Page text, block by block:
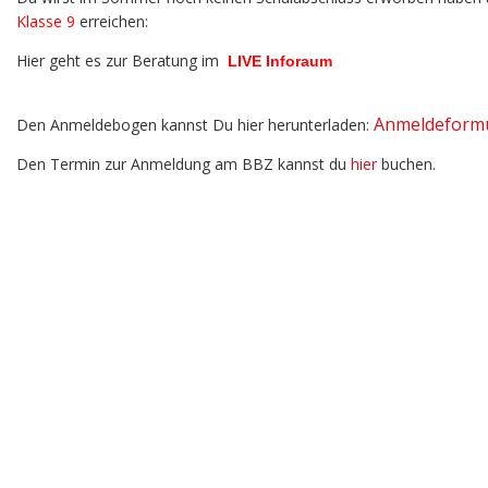
Klasse 9 erreichen:
Hier geht es zur Beratung im
LIVE Inforaum
Den Anmeldebogen kannst Du hier herunterladen:
Den Termin zur Anmeldung am BBZ kannst du hier buchen.